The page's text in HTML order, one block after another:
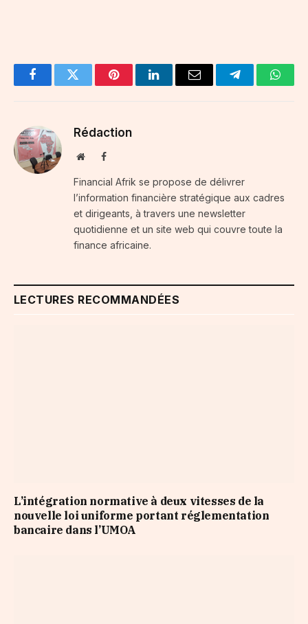
FacebookTwitter PinterestLinkedInEmail Telegram
Rédaction
WebsiteFacebook
Financial Afrik se propose de délivrer
l’information financière stratégique aux cadres
et dirigeants, à travers une newsletter
quotidienne et un site web qui couvre toute la
finance africaine.
LECTURES RECOMMANDÉES
L’intégration normative à deux vitesses de la
nouvelle loi uniforme portant réglementation
bancaire dans l’UMOA